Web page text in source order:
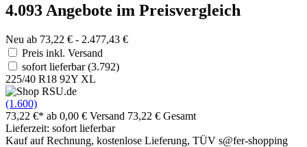
4.093 Angebote im Preisvergleich
Neu ab 73,22 € - 2.477,43 €
Preis inkl. Versand
sofort lieferbar(3.792)
225/40 R18 92Y XL
(1.600)
73,22 €* ab 0,00 € Versand 73,22 € Gesamt
Lieferzeit: sofort lieferbar
Kauf auf Rechnung, kostenlose Lieferung, TÜV s@fer-shopping